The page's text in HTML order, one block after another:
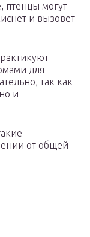
птенцы могут
и вызовет
для
так как
и
от общей